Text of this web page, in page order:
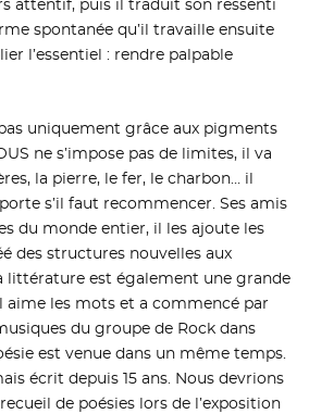
attentif, puis il traduit son ressenti
spontanée qu’il travaille ensuite
l’essentiel : rendre palpable
uniquement grâce aux pigments
ne s’impose pas de limites, il va
la pierre, le fer, le charbon… il
s’il faut recommencer. Ses amis
du monde entier, il les ajoute les
des structures nouvelles aux
littérature est également une grande
aime les mots et a commencé par
du groupe de Rock dans
est venue dans un même temps.
écrit depuis 15 ans. Nous devrions
de poésies lors de l’exposition